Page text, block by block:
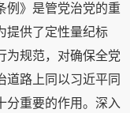
例》是管党治党的重
提供了定性量纪标
为规范，对确保全党
道路上同以习近平同
分重要的作用。深入